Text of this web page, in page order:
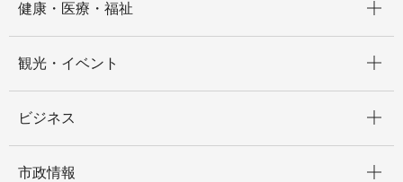
健康・医療・福祉
観光・イベント
ビジネス
市政情報